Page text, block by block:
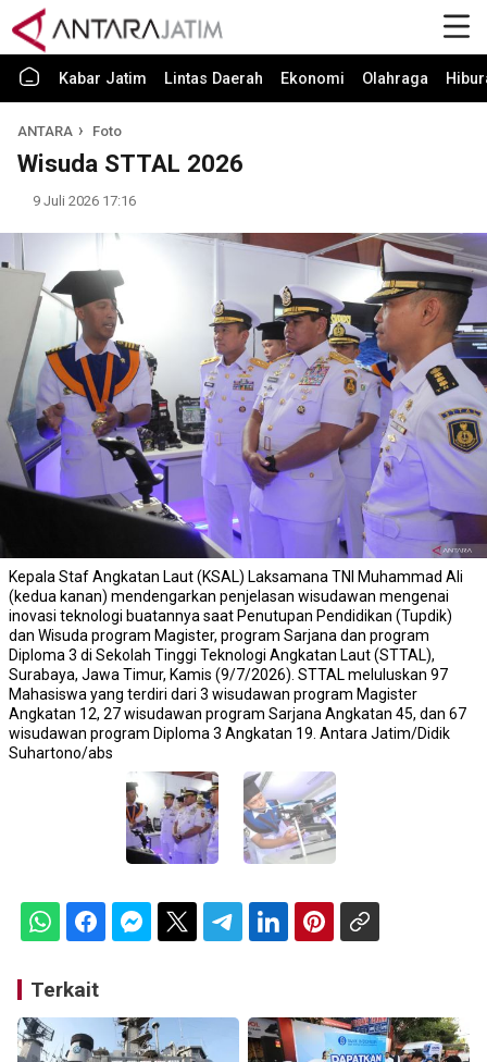
Kabar Jatim Lintas Daerah Ekonomi Olahraga
ANTARA Foto
Wisuda STTAL 2026
9 Juli 2026 17:16
Kepala Staf Angkatan Laut (KSAL) Laksamana TNI Muhammad Ali
(kedua kanan) mendengarkan penjelasan wisudawan mengenai
inovasi teknologi buatannya saat Penutupan Pendidikan (Tupdik)
dan Wisuda program Magister, program Sarjana dan program
Diploma 3 di Sekolah Tinggi Teknologi Angkatan Laut (STTAL),
Surabaya, Jawa Timur, Kamis (9/7/2026). STTAL meluluskan 97
Mahasiswa yang terdiri dari 3 wisudawan program Magister
Angkatan 12, 27 wisudawan program Sarjana Angkatan 45, dan 67
wisudawan program Diploma 3 Angkatan 19. Antara Jatim/Didik
Suhartono/abs
Terkait